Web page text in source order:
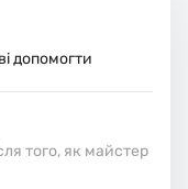
прибирають робоче
допомогти
того, як майстер